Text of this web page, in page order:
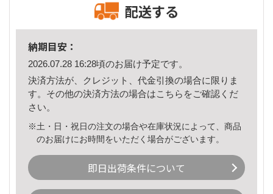
配送する
納期目安：
2026.07.28 16:28頃のお届け予定です。
決済方法が、クレジット、代金引換の場合に限りま
す。その他の決済方法の場合はこちら をご確認くだ
さい。
※土・日・祝日の注文の場合や在庫状況によって、商品
のお届けにお時間をいただく場合がございます。
即日出荷条件について